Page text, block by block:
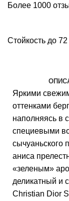
Более 1000
Стойкость до 72
Яркими
оттенками
наполняясь в
специевыми
сычуаньского
аниса
«зеленым»
деликатный и
Christian Dior